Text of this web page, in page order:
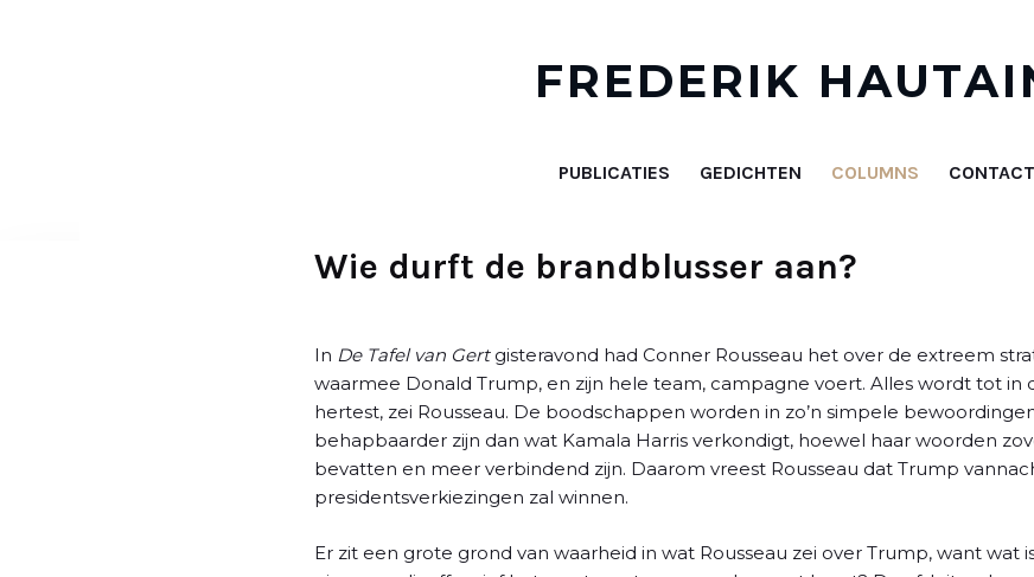
FREDERIK
PUBLICATIES GEDICHTEN COLUMNS CONTACT
Wie durft de brandblusser aan?
In De Tafel van Gert gisteravond had Conner Rousseau het over de extreem
waarmee Donald Trump, en zijn hele team, campagne voert. Alles wordt tot in
hertest, zei Rousseau. De boodschappen worden in zo’n simpele
behapbaarder zijn dan wat Kamala Harris verkondigt, hoewel haar woorden
bevatten en meer verbindend zijn. Daarom vreest Rousseau dat Trump
presidentsverkiezingen zal winnen.
Er zit een grote grond van waarheid in wat Rousseau zei over Trump, want wat